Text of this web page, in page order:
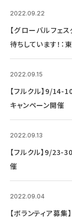
2022.09.22
【グローバルフェ
待ちしています！：
2022.09.15
【フルクル】9/14-
キャンペーン開催
2022.09.13
【フルクル】9/23-
催
2022.09.04
【ボランティア募